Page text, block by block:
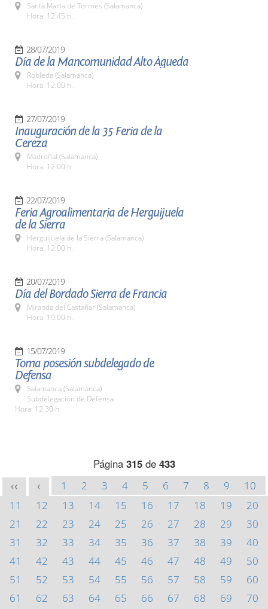
Santa Marta de Tormes (Salamanca)
Hora: 12:45 h.
28/07/2019
Día de la Mancomunidad Alto Águeda
Robleda (Salamanca)
Hora: 12:00 h.
27/07/2019
Inauguración de la 35 Feria de la
Cereza
Madroñal (Salamanca)
Hora: 12:00 h.
22/07/2019
Feria Agroalimentaria de Herguijuela
de la Sierra
Herguijuela de la Sierra (Salamanca)
Hora: 12:00 h.
20/07/2019
Día del Bordado Sierra de Francia
Miranda del Castañar (Salamanca)
Hora: 19:00 h.
15/07/2019
Toma posesión subdelegado de
Defensa
Salamanca (Salamanca)
Subdelegación de Defensa
Hora: 12:30 h.
Página 315de 433
<< < 1 2 3 4 5 6 7 8 9
10
11
12 13 14 15 16 17 18 19
20
21
22 23 24 25 26 27 28 29
30
31
32 33 34 35 36 37 38 39
40
41
42 43 44 45 46 47 48 49
50
51
52 53 54 55 56 57 58 59
60
61
62 63 64 65 66 67 68 69
70